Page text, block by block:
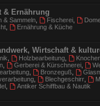
& Ernährung
& Sammeln, Fischerei,
Ernährung & Küche
Wirtschaft &
Holzbearbeitung,
Gerberei & Kürschnerei,
, Bronzeguß
Blechgeschirr,
Antiker Schiffbau & Nautik